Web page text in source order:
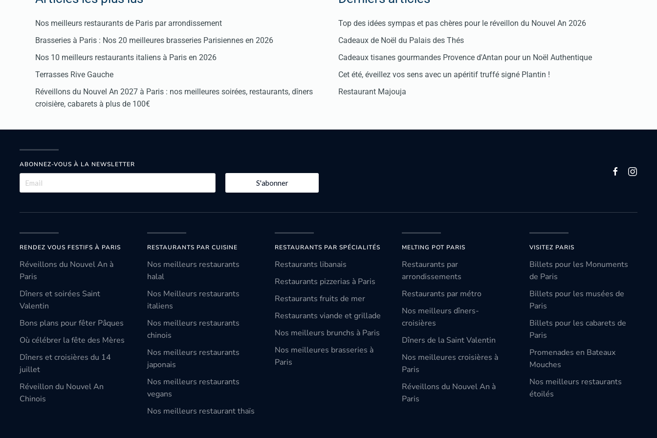
Nos meilleurs restaurants de Paris par arrondissement
Brasseries à Paris : Nos 20 meilleures brasseries Parisiennes en 2026
Nos 10 meilleurs restaurants italiens à Paris en 2026
Terrasses Rive Gauche
Réveillons du Nouvel An 2027 à Paris : nos meilleures soirées, restaurants, dîners
croisière, cabarets à plus de 100€
Top des idées sympas et pas chères pour le réveillon du Nouvel An 2026
Cadeaux de Noël du Palais des Thés
Cadeaux tisanes gourmandes Provence d'Antan pour un Noël Authentique
Cet été, éveillez vos sens avec un apéritif truffé signé Plantin !
Restaurant Majouja
ABONNEZ-VOUS À LA NEWSLETTER
S'abonner
RENDEZ VOUS FESTIFS À PARIS
Réveillons du Nouvel An à
Paris
Dîners et soirées Saint
Valentin
Bons plans pour fêter Pâques
Où célébrer la fête des Mères
Dîners et croisières du 14
juillet
Réveillon du Nouvel An
Chinois
RESTAURANTS PAR CUISINE
Nos meilleurs restaurants
halal
Nos Meilleurs restaurants
italiens
Nos meilleurs restaurants
chinois
Nos meilleurs restaurants
japonais
Nos meilleurs restaurants
vegans
Nos meilleurs restaurant thaïs
RESTAURANTS PAR SPÉCIALITÉS
Restaurants libanais
Restaurants pizzerias à Paris
Restaurants fruits de mer
Restaurants viande et grillade
Nos meilleurs brunchs à Paris
Nos meilleures brasseries à
Paris
MELTING POT PARIS
Restaurants par
arrondissements
Restaurants par métro
Nos meilleurs dîners-
croisières
Dîners de la Saint Valentin
Nos meilleures croisières à
Paris
Réveillons du Nouvel An à
Paris
VISITEZ PARIS
Billets pour les Monuments
de Paris
Billets pour les musées de
Paris
Billets pour les cabarets de
Paris
Promenades en Bateaux
Mouches
Nos meilleurs restaurants
étoilés